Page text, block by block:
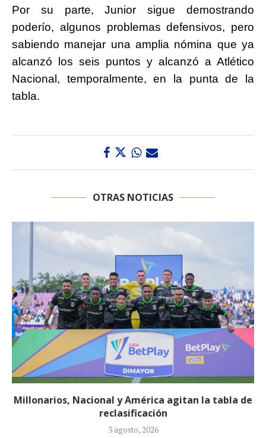
Por su parte, Junior sigue demostrando
poderío, algunos problemas defensivos, pero
sabiendo manejar una amplia nómina que ya
alcanzó los seis puntos y alcanzó a Atlético
Nacional, temporalmente, en la punta de la
tabla.
OTRAS NOTICIAS
Néstor Lorenzo seguirá al frente de la Selección
Colombia tras ser ratificado...
23 julio, 2026